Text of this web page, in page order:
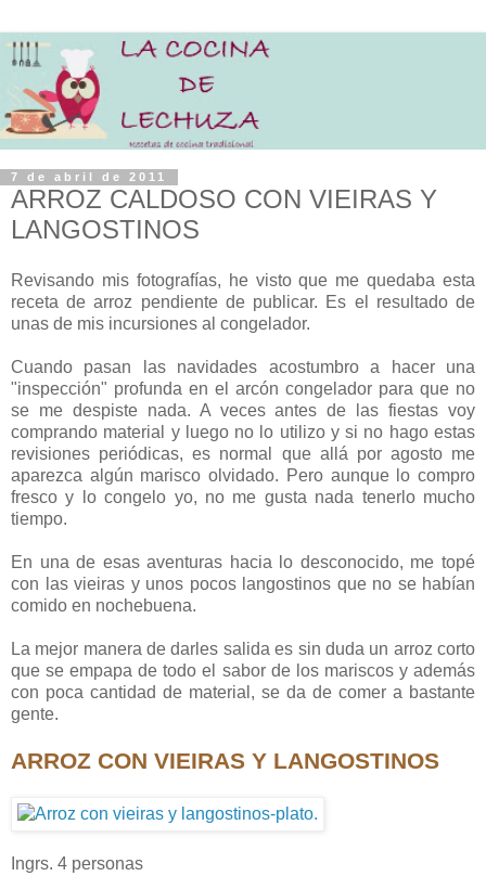
7 de abril de 2011
ARROZ CALDOSO CON VIEIRAS Y
LANGOSTINOS
Revisando mis fotografías, he visto que me quedaba esta
receta de arroz pendiente de publicar. Es el resultado de
unas de mis incursiones al congelador.
Cuando pasan las navidades acostumbro a hacer una
"inspección" profunda en el arcón congelador para que no
se me despiste nada. A veces antes de las fiestas voy
comprando material y luego no lo utilizo y si no hago estas
revisiones periódicas, es normal que allá por agosto me
aparezca algún marisco olvidado. Pero aunque lo compro
fresco y lo congelo yo, no me gusta nada tenerlo mucho
tiempo.
En una de esas aventuras hacia lo desconocido, me topé
con las vieiras y unos pocos langostinos que no se habían
comido en nochebuena.
La mejor manera de darles salida es sin duda un arroz corto
que se empapa de todo el sabor de los mariscos y además
con poca cantidad de material, se da de comer a bastante
gente.
ARROZ CON VIEIRAS Y LANGOSTINOS
Ingrs. 4 personas